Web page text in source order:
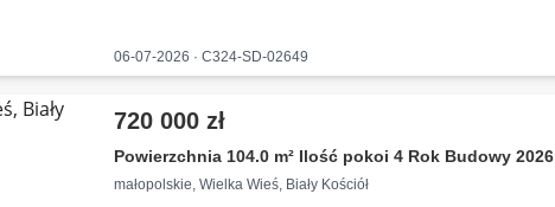
06-07-2026 · C324-SD-02649
720 000 zł
Powierzchnia 104.0 m² Ilość pokoi 4 Rok Budowy 2026
małopolskie, Wielka Wieś, Biały Kościół